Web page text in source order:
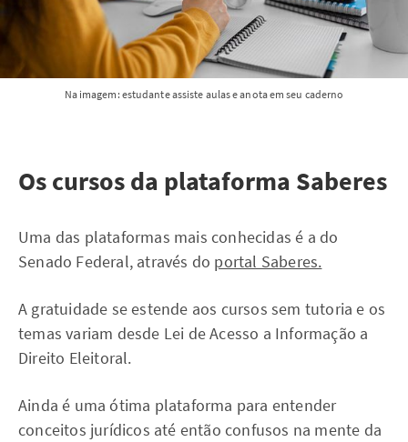
Na imagem: estudante assiste aulas e anota em seu caderno
Os cursos da plataforma Saberes
Uma das plataformas mais conhecidas é a do
Senado Federal, através do portal Saberes.
A gratuidade se estende aos cursos sem tutoria e os
temas variam desde Lei de Acesso a Informação a
Direito Eleitoral.
Ainda é uma ótima plataforma para entender
conceitos jurídicos até então confusos na mente da